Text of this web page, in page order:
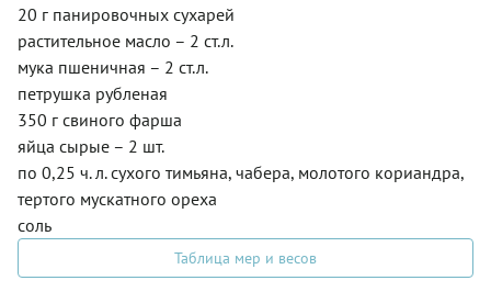
20 г панировочных сухарей
растительное масло – 2 ст.л.
мука пшеничная – 2 ст.л.
петрушка рубленая
350 г свиного фарша
яйца сырые – 2 шт.
по 0,25 ч. л. сухого тимьяна, чабера, молотого кориандра,
тертого мускатного ореха
соль
Таблица мер и весов